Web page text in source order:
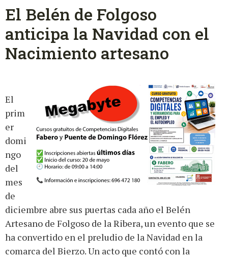
El Belén de Folgoso
anticipa la Navidad con el
Nacimiento artesano
El
prim
er
domi
ngo
del
mes
de
diciembre abre sus puertas cada año el Belén
Artesano de Folgoso de la Ribera, un evento que se
ha convertido en el preludio de la Navidad en la
comarca del Bierzo. Un acto que contó con la